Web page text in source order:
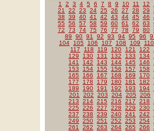
1 2 3 4 5 6 7 8 9 10 11 12
21
22 23 24 25 26 27 28 29
38
39 40 41 42 43 44 45 46
55
56 57 58 59 60 61 62 63
72
73 74 75 76 77 78 79 80
89
90 91 92 93 94 95 96
104
105 106 107 108 109
110
117
118 119 120 121 122
129
130 131 132 133 134
141
142 143 144 145 146
153
154 155 156 157 158
165
166 167 168 169 170
177
178 179 180 181 182
189
190 191 192 193 194
201
202 203 204 205
206
213
214 215 216 217 218
225
226 227 228 229 230
237
238 239 240 241 242
249
250 251 252 253 254
261
262 263 264 265 266